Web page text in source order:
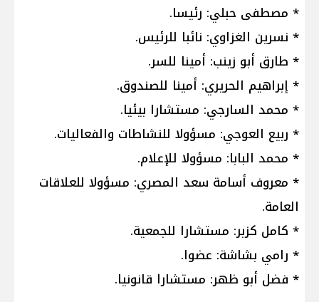
* مصطفى حبلي: رئيسا.
* نسرين الغزاوي: نائبا للرئيس.
* طارق أبو زينب: أمينا للسر.
* إبراهيم الحريري: أمينا للصندوق.
* محمد السارجي: مستشارا بيئيا.
* ربيع العوجي: مسؤولا للنشاطات والفعاليات.
* محمد البابا: مسؤولا للإعلام.
* معروف أسامة سعد المصري: مسؤولا للعلاقات
العامة.
* كامل كزبر: مستشارا للجمعية.
* رامي بشاشة: عضوا.
* فضل أبو ظهر: مستشارا قانونيا.